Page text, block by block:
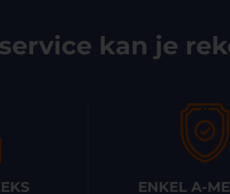
kan je
ENKEL A-